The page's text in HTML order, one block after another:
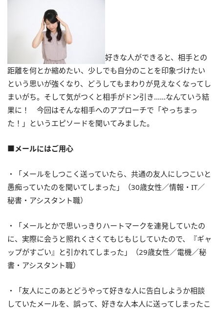
好きな人ができると、相手との
距離を何とか縮めたい、少しでも自分のことを印象づけたい
という思いが強くなり、どうしてもまわりが見えなくなってし
まいがち。そして気がつくと相手がドン引き……なんていう結
果に！ 今回はそんな相手へのアプローチで「やっちまっ
た！」というエピソードを聞いてみました。
■メールにはご用心
・「メールをしつこく送っていたら、共通の友人にしつこいと
愚痴っていたのを聞いてしまった」（30歳女性／情報・IT／
秘書・アシスタント職）
・「メールとかで思いっきりハートマークを連発していたの
に、実際に会うと照れくさくてもじもじしていたので、『ギャ
ップがすごい』と引かれてしまった」（29歳女性／電機／秘
書・アシスタント職）
・「友人にこのあとどうやって好きな人に告白しようか相談
していたメールを、誤って、好きな人本人に送ってしまったこ